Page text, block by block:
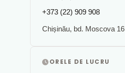
+373 (22) 909 908
Chișinău, bd. Moscova 16
ORELE DE LUCRU